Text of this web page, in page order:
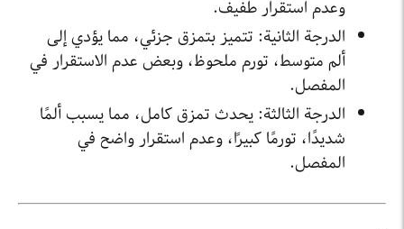
وعدم استقرار طفيف.
الدرجة الثانية: تتميز بتمزق جزئي، مما يؤدي إلى
ألم متوسط، تورم ملحوظ، وبعض عدم الاستقرار في
المفصل.
الدرجة الثالثة: يحدث تمزق كامل، مما يسبب ألمًا
شديدًا، تورمًا كبيرًا، وعدم استقرار واضح في
المفصل.